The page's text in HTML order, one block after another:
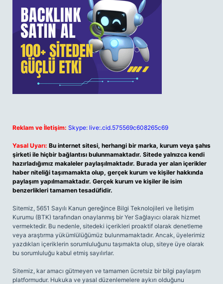
Reklam ve İletişim: Skype: live:.cid.575569c608265c69
Yasal Uyarı: Bu internet sitesi, herhangi bir marka, kurum veya şahıs
şirketi ile hiçbir bağlantısı bulunmamaktadır. Sitede yalnızca kendi
hazırladığımız makaleler paylaşılmaktadır. Burada yer alan içerikler
haber niteliği taşımamakta olup, gerçek kurum ve kişiler hakkında
paylaşım yapılmamaktadır. Gerçek kurum ve kişiler ile isim
benzerlikleri tamamen tesadüfidir.
Sitemiz, 5651 Sayılı Kanun gereğince Bilgi Teknolojileri ve İletişim
Kurumu (BTK) tarafından onaylanmış bir Yer Sağlayıcı olarak hizmet
vermektedir. Bu nedenle, sitedeki içerikleri proaktif olarak denetleme
veya araştırma yükümlülüğümüz bulunmamaktadır. Ancak, üyelerimiz
yazdıkları içeriklerin sorumluluğunu taşımakta olup, siteye üye olarak
bu sorumluluğu kabul etmiş sayılırlar.
Sitemiz, kar amacı gütmeyen ve tamamen ücretsiz bir bilgi paylaşım
platformudur. Hukuka ve yasal düzenlemelere aykırı olduğunu